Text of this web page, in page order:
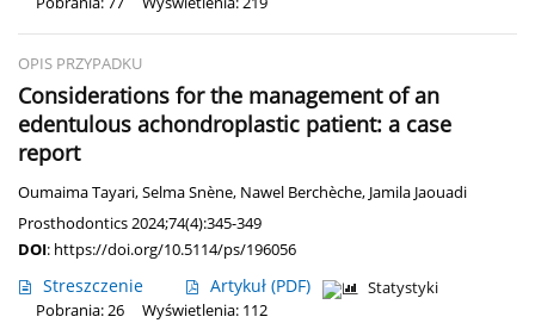
OPIS PRZYPADKU
Considerations for the management of an
edentulous achondroplastic patient: a case
report
Oumaima Tayari,Selma Snène, Nawel Berchèche, Jamila Jaouadi
Prosthodontics 2024;74(4):345-349
DOI: https://doi.org/10.5114/ps/196056
Streszczenie Artykuł (PDF)
Statystyki
Pobrania: 26
Wyświetlenia: 112